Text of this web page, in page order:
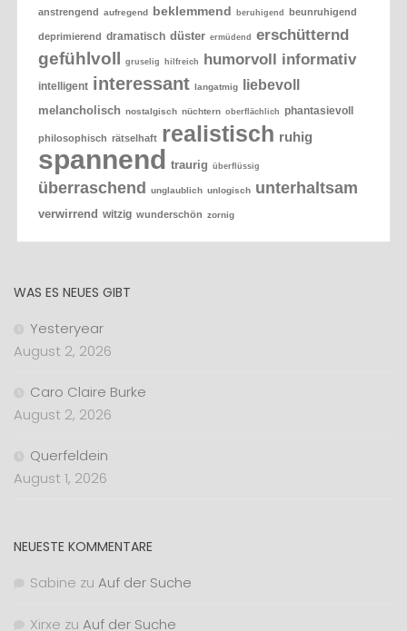
anstrengend aufregend beklemmend beruhigend beunruhigend
deprimierend dramatisch düster ermüdend erschütternd
gefühlvoll gruselig hilfreich humorvoll informativ
intelligent interessant langatmig liebevoll
melancholisch nostalgisch nüchtern oberflächlich phantasievoll
philosophisch rätselhaft realistisch ruhig
spannend traurig überflüssig
überraschend unglaublich unlogisch unterhaltsam
verwirrend witzig wunderschön zornig
WAS ES NEUES GIBT
Yesteryear
August 2, 2026
Caro Claire Burke
August 2, 2026
Querfeldein
August 1, 2026
NEUESTE KOMMENTARE
Sabine zu Auf der Suche
Xirxe zu Auf der Suche